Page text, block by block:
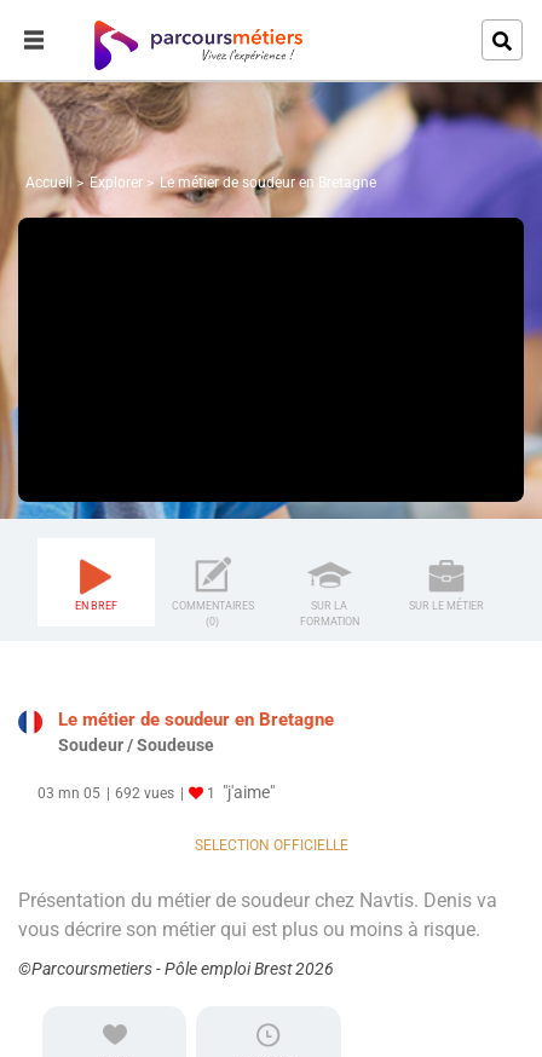
Accueil Explorer Le métier de soudeur en Bretagne
EN BREF
COMMENTAIRES
(0)
SUR LA
FORMATION
SUR LE MÉTIER
Le métier de soudeur en Bretagne
Soudeur / Soudeuse
03 mn 05 692 vues 1 "j'aime"
SELECTION OFFICIELLE
Présentation du métier de soudeur chez Navtis. Denis va
vous décrire son métier qui est plus ou moins à risque.
©Parcoursmetiers - Pôle emploi Brest 2026